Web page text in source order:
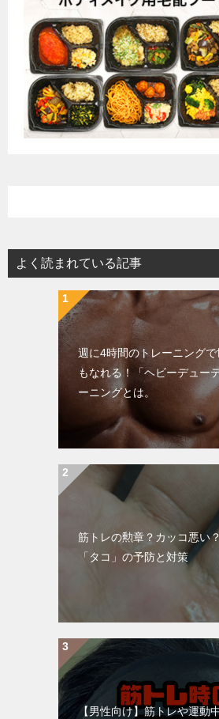
よく読まれている記事
週に4時間のトレーニング
もなれる！「ヘビーデュー
ーニングとは。
筋トレの勲章？カッコ悪い
「タコ」の予防と対策
【男性向け】筋トレや運動